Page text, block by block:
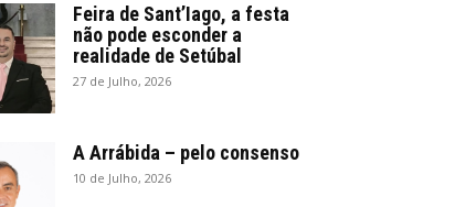
Feira de Sant’Iago, a festa
não pode esconder a
realidade de Setúbal
27 de Julho, 2026
A Arrábida – pelo consenso
10 de Julho, 2026